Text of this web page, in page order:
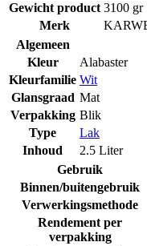
Gewicht product 3100 gr
Merk
Algemeen
Kleur
Alabaster
Kleurfamilie Wit
Glansgraad Mat
Verpakking Blik
Type
Lak
Inhoud
2.5 Liter
Gebruik
Binnen/buitengebruik
Verwerkingsmethode
Rendement per
verpakking